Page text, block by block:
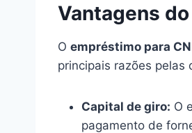
Vantagens
O empréstimo para
principais razões
Capital de giro: O
pagamento de